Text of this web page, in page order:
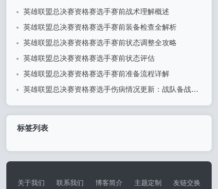
英雄联盟总决赛资格赛选手赛前战术理解概述
英雄联盟总决赛资格赛选手赛前装备检查全解析
英雄联盟总决赛资格赛选手赛前状态调整全攻略
英雄联盟总决赛资格赛选手赛前状态评估
英雄联盟总决赛资格赛选手赛前准备流程详解
英雄联盟总决赛资格赛选手伤病情况更新：战队备战面临挑战
标签列表
关于我们 联系我们 博客简介 主题定制 友链交换